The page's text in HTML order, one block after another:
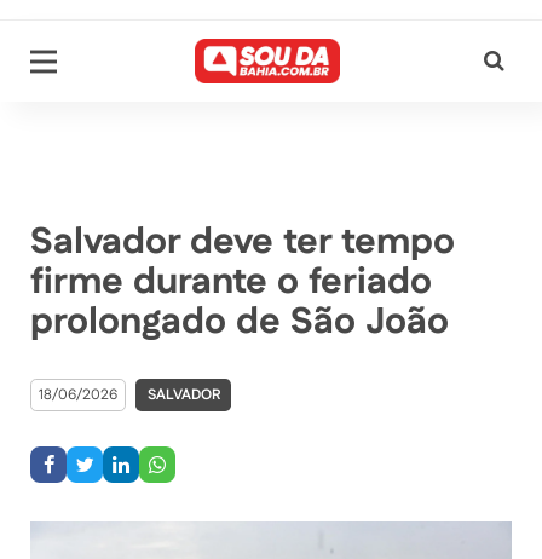
Salvador deve ter tempo
firme durante o feriado
prolongado de São João
18/06/2026 SALVADOR